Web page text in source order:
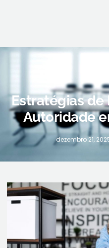
Estratégias de
Autoridade
dezembro 21,